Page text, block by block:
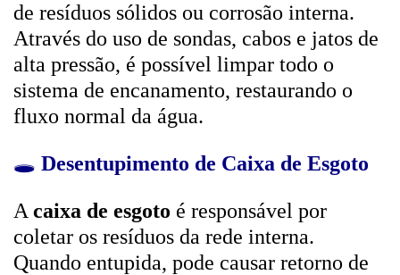
de resíduos sólidos ou corrosão interna.
Através do uso de sondas, cabos e jatos de
alta pressão, é possível limpar todo o
sistema de encanamento, restaurando o
fluxo normal da água.
🕳️ Desentupimento de Caixa de Esgoto
A caixa de esgoto é responsável por
coletar os resíduos da rede interna.
Quando entupida, pode causar retorno de